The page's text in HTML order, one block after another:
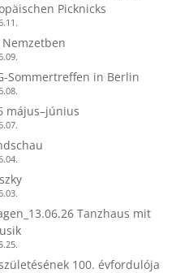
Picknicks
Nemzetben
Sommertreffen in Berlin
május–június
Tanzhaus mit
100. évfordulója